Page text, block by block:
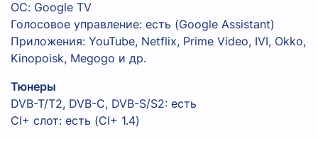
ОС: Google TV
Голосовое управление: есть (Google Assistant)
Приложения: YouTube, Netflix, Prime Video, IVI, Okko,
Kinopoisk, Megogo и др.
Тюнеры
DVB-T/T2, DVB-C, DVB-S/S2: есть
CI+ слот: есть (CI+ 1.4)